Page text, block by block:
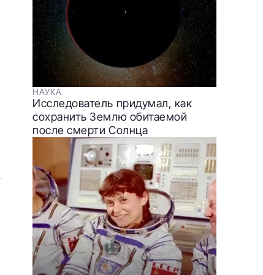
НАУКА
Исследователь придумал, как
сохранить Землю обитаемой
после смерти Солнца